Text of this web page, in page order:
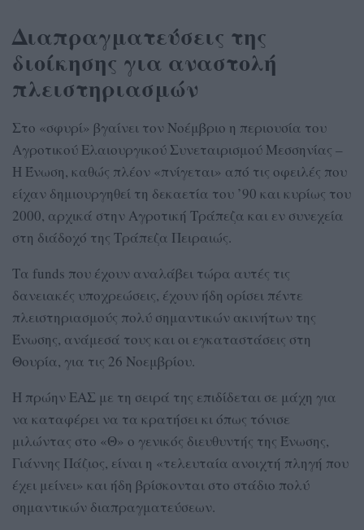
Διαπραγματεύσεις της
διοίκησης για αναστολή
πλειστηριασμών
Στο «σφυρί» βγαίνει τον Νοέμβριο η περιουσία του
Αγροτικού Ελαιουργικού Συνεταιρισμού Μεσσηνίας –
Η Ένωση, καθώς πλέον «πνίγεται» από τις οφειλές που
είχαν δημιουργηθεί τη δεκαετία του ’90 και κυρίως του
2000, αρχικά στην Αγροτική Τράπεζα και εν συνεχεία
στη διάδοχό της Τράπεζα Πειραιώς.
Τα funds που έχουν αναλάβει τώρα αυτές τις
δανειακές υποχρεώσεις, έχουν ήδη ορίσει πέντε
πλειστηριασμούς πολύ σημαντικών ακινήτων της
Ένωσης, ανάμεσά τους και οι εγκαταστάσεις στη
Θουρία, για τις 26 Νοεμβρίου.
Η πρώην ΕΑΣ με τη σειρά της επιδίδεται σε μάχη για
να καταφέρει να τα κρατήσει κι όπως τόνισε
μιλώντας στο «Θ» ο γενικός διευθυντής της Ένωσης,
Γιάννης Πάζιος, είναι η «τελευταία ανοιχτή πληγή που
έχει μείνει» και ήδη βρίσκονται στο στάδιο πολύ
σημαντικών διαπραγματεύσεων.